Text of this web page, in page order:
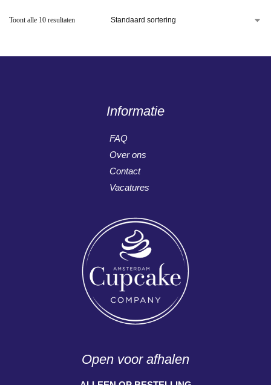
Toont alle 10 resultaten
Informatie
FAQ
Over ons
Contact
Vacatures
Open voor afhalen